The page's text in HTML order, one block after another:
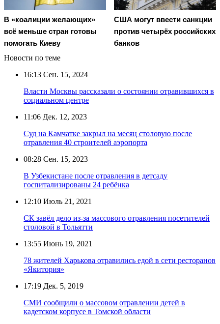
В «коалиции желающих»
всё меньше стран готовы
помогать Киеву
США могут ввести санкции
против четырёх российских
банков
Новости по теме
16:13 Сен. 15, 2024
Власти Москвы рассказали о состоянии отравившихся в
социальном центре
11:06 Дек. 12, 2023
Суд на Камчатке закрыл на месяц столовую после
отравления 40 строителей аэропорта
08:28 Сен. 15, 2023
В Узбекистане после отравления в детсаду
госпитализированы 24 ребёнка
12:10 Июль 21, 2021
СК завёл дело из-за массового отравления посетителей
столовой в Тольятти
13:55 Июнь 19, 2021
78 жителей Харькова отравились едой в сети ресторанов
«Якитория»
17:19 Дек. 5, 2019
СМИ сообщили о массовом отравлении детей в
кадетском корпусе в Томской области